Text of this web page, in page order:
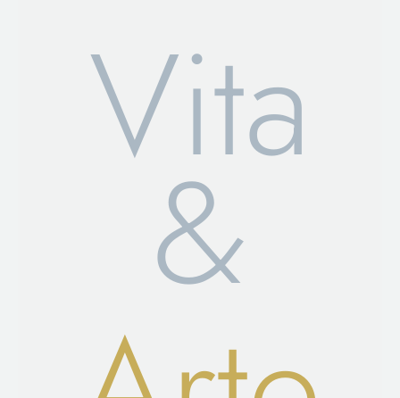
Vita
&